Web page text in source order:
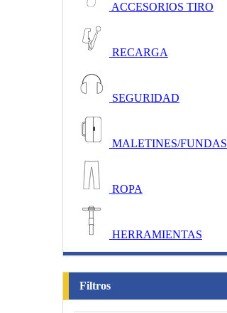
ACCESORIOS TIRO
RECARGA
SEGURIDAD
MALETINES/FUNDAS
ROPA
HERRAMIENTAS
Filtros